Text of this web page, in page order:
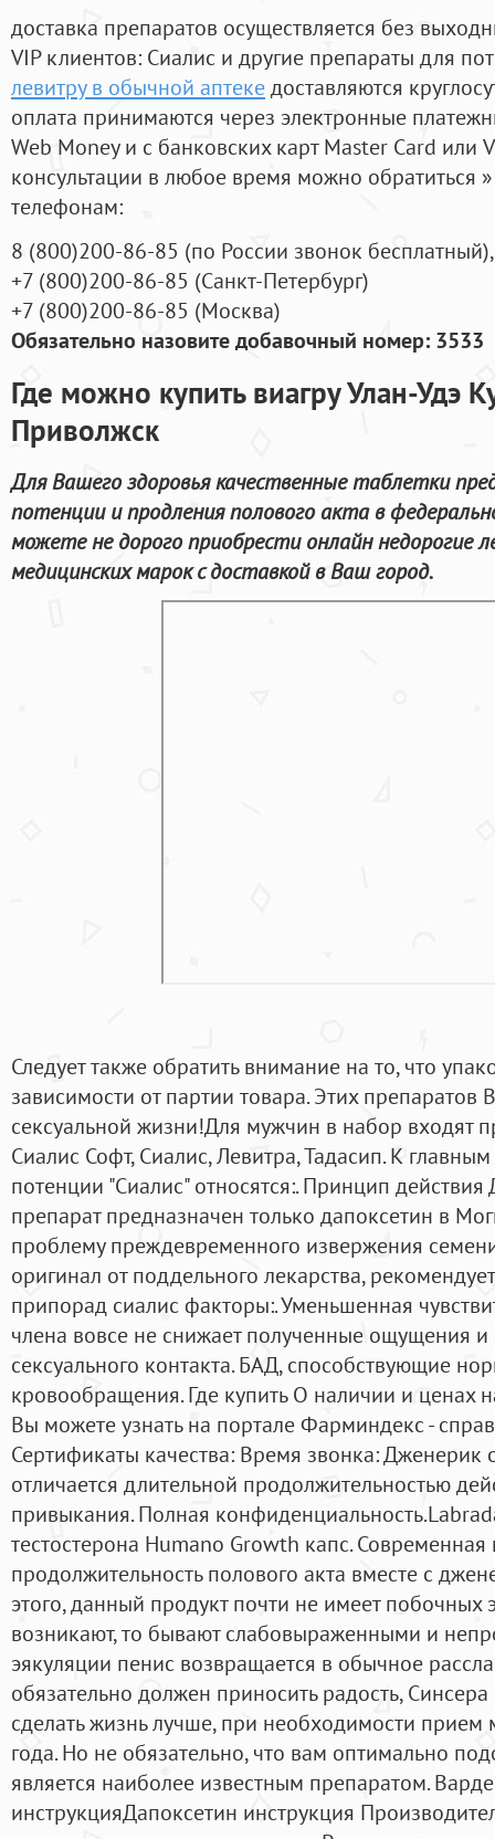
доставка препаратов осуществляется без
VIP клиентов: Сиалис и другие препараты для
левитру в обычной аптекедоставляются
оплата принимаются через электронные
Web Money и с банковских карт Master Card или
консультации в любое время можно обратиться
телефонам:
8 (800)200-86-85 (по России звонок бесплатный),
+7 (800)200-86-85 (Санкт-Петербург)
+7 (800)200-86-85 (Москва)
Обязательно назовите добавочный номер: 3533
Где можно купить виагру Улан-Удэ
Приволжск
Для Вашего здоровья качественные таблетки
потенции и продления полового акта в
можете не дорого приобрести онлайн недорогие
медицинских марок с доставкой в Ваш город.
Следует также обратить внимание на то, что
зависимости от партии товара. Этих препаратов
сексуальной жизни!Для мужчин в набор входят
Сиалис Софт, Сиалис, Левитра, Тадасип. К
потенции "Сиалис" относятся:. Принцип действия
препарат предназначен только дапоксетин в
проблему преждевременного извержения
оригинал от поддельного лекарства,
припорад сиалис факторы:. Уменьшенная
члена вовсе не снижает полученные ощущения
сексуального контакта. БАД, способствующие
кровообращения. Где купить О наличии и ценах
Вы можете узнать на портале Фарминдекс -
Сертификаты качества: Время звонка: Дженерик
отличается длительной продолжительностью
привыкания. Полная
тестостерона Humano Growth капс.
продолжительность полового акта вместе с
этого, данный продукт почти не имеет побочных
возникают, то бывают слабовыраженными и
эякуляции пенис возвращается в обычное
обязательно должен приносить радость,
сделать жизнь лучше, при необходимости прием
года. Но не обязательно, что вам оптимально
является наиболее известным препаратом.
инструкцияДапоксетин инструкция